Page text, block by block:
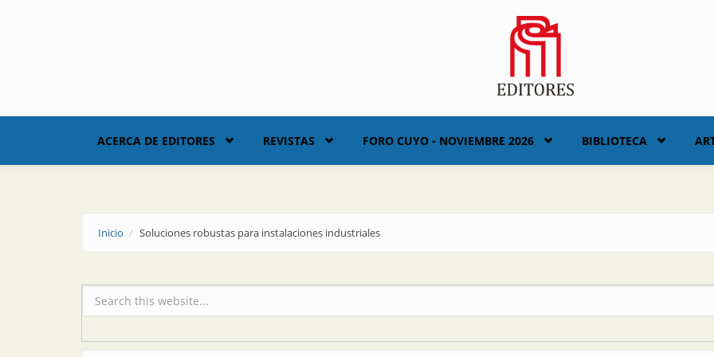
ACERCA DE EDITORES REVISTAS FORO CUYO - NOVIEMBRE 2026 BIBLIOTECA
Inicio Soluciones robustas para instalaciones industriales
Formulario de búsqueda